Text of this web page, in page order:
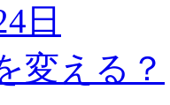
日
変える？